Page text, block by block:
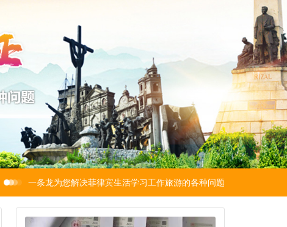
一条龙为您解决菲律宾生活学习工作旅游的各种问题